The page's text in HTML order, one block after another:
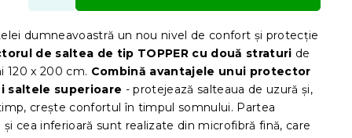
dumneavoastră un nou nivel de confort și protecție
de saltea de tip TOPPER cu două straturi de
120 x 200 cm. Combină avantajele unui protector
saltele superioare - protejează salteaua de uzură și,
crește confortul în timpul somnului. Partea
și cea inferioară sunt realizate din microfibră fină, care